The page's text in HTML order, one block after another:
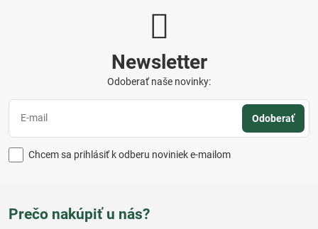
Newsletter
Odoberať naše novinky:
Odoberať
Chcem sa prihlásiť k odberu noviniek e-mailom
Prečo nakúpiť u nás?